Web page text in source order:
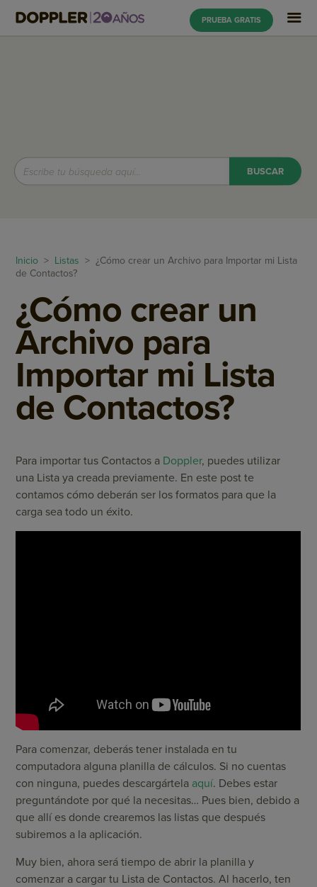
PRUEBA GRATIS
Inicio > Listas > ¿Cómo crear un Archivo para Importar mi Lista
de Contactos?
¿Cómo crear un
Archivo para
Importar mi Lista
de Contactos?
Para importar tus Contactos a Doppler, puedes utilizar
una Lista ya creada previamente. En este post te
contamos cómo deberán ser los formatos para que la
carga sea todo un éxito.
Para comenzar, deberás tener instalada en tu
computadora alguna planilla de cálculos. Si no cuentas
con ninguna, puedes descargártela aquí. Debes estar
preguntándote por qué la necesitas… Pues bien, debido a
que allí es donde crearemos las listas que después
subiremos a la aplicación.
Muy bien, ahora será tiempo de abrir la planilla y
comenzar a cargar tu Lista de Contactos. Al hacerlo, ten